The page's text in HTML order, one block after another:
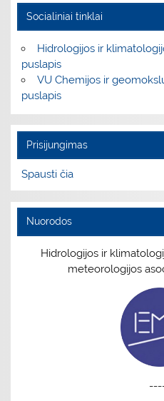
Socialiniai tinklai
Hidrologijos ir
puslapis
VU Chemijos ir
puslapis
Prisijungimas
Spausti čia
Nuorodos
Hidrologijos ir
meteorologijos